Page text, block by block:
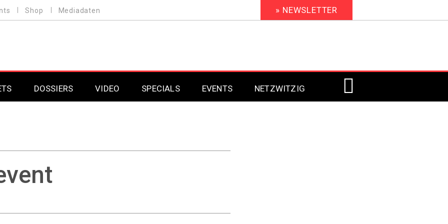
Shop Mediadaten » NEWSLETTER
DOSSIERS
Smarthome
VIDEO SPECIALS
Professional AV & Digital Signage 2019
EVENTS NETZWITZIG